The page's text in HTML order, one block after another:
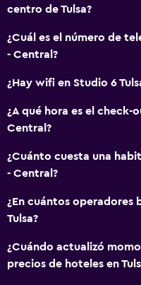
centro de Tulsa?
¿Cuál es el número de
- Central?
¿Hay wifi en Studio 6
¿A qué hora es el check-
Central?
¿Cuánto cuesta una
- Central?
¿En cuántos operadores
Tulsa?
¿Cuándo actualizó
precios de hoteles en